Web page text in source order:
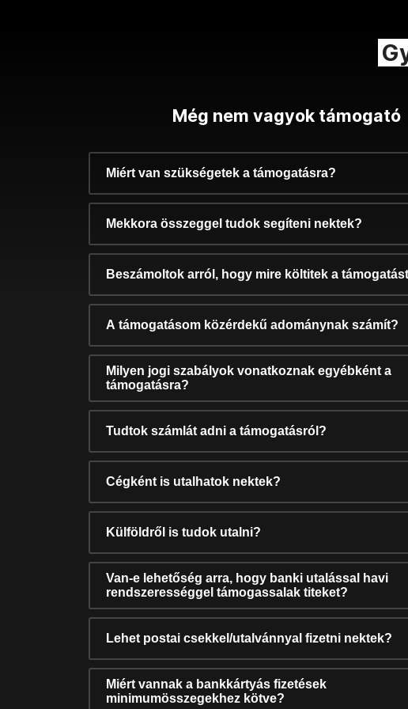
Még nem vagyok támogató
Miért van szükségetek a támogatásra?
Mekkora összeggel tudok segíteni nektek?
Beszámoltok arról, hogy mire költitek a
A támogatásom közérdekű adománynak számít?
Milyen jogi szabályok vonatkoznak egyébként a
támogatásra?
Tudtok számlát adni a támogatásról?
Cégként is utalhatok nektek?
Külföldről is tudok utalni?
Van-e lehetőség arra, hogy banki utalással havi
rendszerességgel támogassalak titeket?
Lehet postai csekkel/utalvánnyal fizetni nektek?
Miért vannak a bankkártyás fizetések
minimumösszegekhez kötve?